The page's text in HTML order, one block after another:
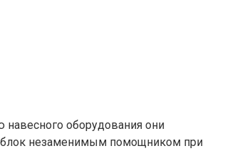
оборудования они
незаменимым помощником при